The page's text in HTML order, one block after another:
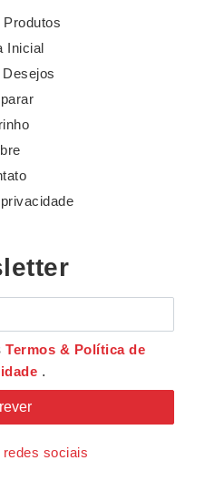
Produtos
Inicial
Termos & Política de
.
sociais